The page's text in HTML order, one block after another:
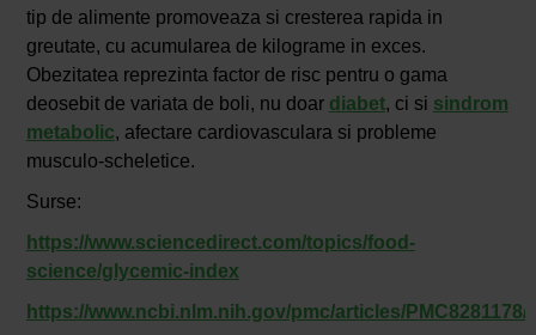
tip de alimente promoveaza si cresterea rapida in
greutate, cu acumularea de kilograme in exces.
Obezitatea reprezinta factor de risc pentru o gama
deosebit de variata de boli, nu doar diabet, ci si sindrom
metabolic, afectare cardiovasculara si probleme
musculo-scheletice.
Surse:
https://www.sciencedirect.com/topics/food-
science/glycemic-index
https://www.ncbi.nlm.nih.gov/pmc/articles/PMC8281178/